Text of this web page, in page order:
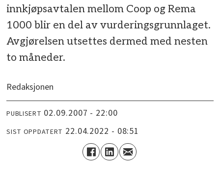
innkjøpsavtalen mellom Coop og Rema
1000 blir en del av vurderingsgrunnlaget.
Avgjørelsen utsettes dermed med nesten
to måneder.
Redaksjonen
PUBLISERT 02.09.2007 - 22:00
SIST OPPDATERT 22.04.2022 - 08:51